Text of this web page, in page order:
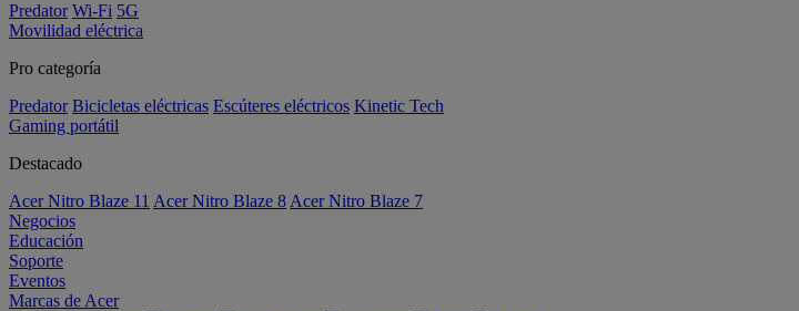
Predator Wi-Fi 5G
Movilidad eléctrica
Pro categoría
Predator Bicicletas eléctricas Escúteres eléctricos Kinetic Tech
Gaming portátil
Destacado
Acer Nitro Blaze 11 Acer Nitro Blaze 8 Acer Nitro Blaze 7
Negocios
Educación
Soporte
Eventos
Marcas de Acer